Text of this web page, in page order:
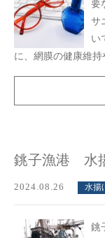
要
サ
い
に、網膜の健康維持
銚子漁港 水
2024.08.26 水揚
銚